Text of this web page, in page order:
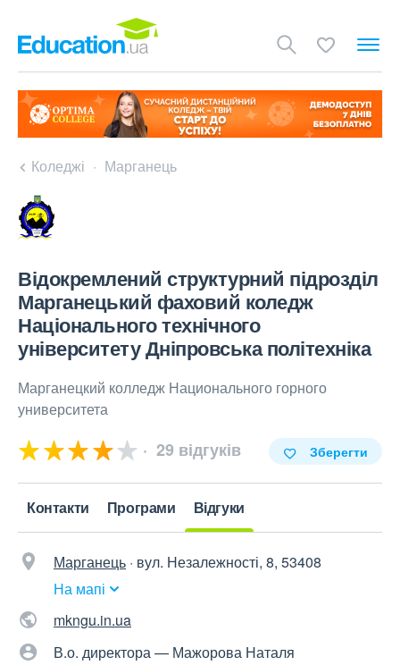
Коледжі Марганець
Відокремлений структурний підрозділ
Марганецький фаховий коледж
Національного технічного
університету Дніпровська політехніка
Марганецкий колледж Национального горного
университета
29 відгуків Зберегти
Контакти Програми Відгуки
Марганець · вул. Незалежності, 8, 53408
На мапі
mkngu.in.ua
В.о. директора — Мажорова Наталя